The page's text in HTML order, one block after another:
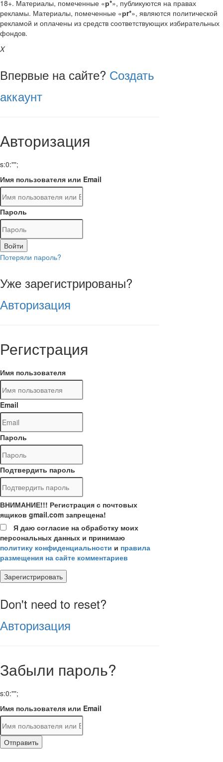
18+. Материалы, помеченные «р*», публикуются на правах
рекламы. Материалы, помеченные «рr*», являются политической
рекламой и оплачены из средств соответствующих избирательных
фондов.
X
Впервые на сайте? Создать
аккаунт
Авторизация
s:0:"";
Имя пользователя или Email
Пароль
Войти
Потеряли пароль?
Уже зарегистрированы?
Авторизация
Регистрация
Имя пользователя
Email
Пароль
Подтвердить пароль
ВНИМАНИЕ!!! Регистрация с почтовых
ящиков gmail.com запрещена!
Я даю согласие на обработку моих
персональных данных и принимаю
политику конфиденциальности и правила
размещения на сайте комментариев
Зарегистрировать
Don't need to reset?
Авторизация
Забыли пароль?
s:0:"";
Имя пользователя или Email
Отправить